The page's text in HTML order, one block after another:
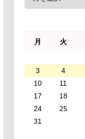
月 火
3
4
10
11
17
18
24
25
31